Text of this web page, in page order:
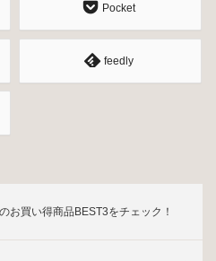
Pocket
feedly
お買い得商品BEST3をチェック！